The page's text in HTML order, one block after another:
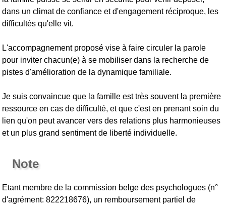
dans un climat de confiance et d'engagement réciproque, les
difficultés qu'elle vit.
L'accompagnement proposé vise à faire circuler la parole
pour inviter chacun(e) à se mobiliser dans la recherche de
pistes d'amélioration de la dynamique familiale.
Je suis convaincue que la famille est très souvent la première
ressource en cas de difficulté, et que c'est en prenant soin du
lien qu'on peut avancer vers des relations plus harmonieuses
et un plus grand sentiment de liberté individuelle.
Note
Etant membre de la commission belge des psychologues (n°
d'agrément: 822218676), un remboursement partiel de